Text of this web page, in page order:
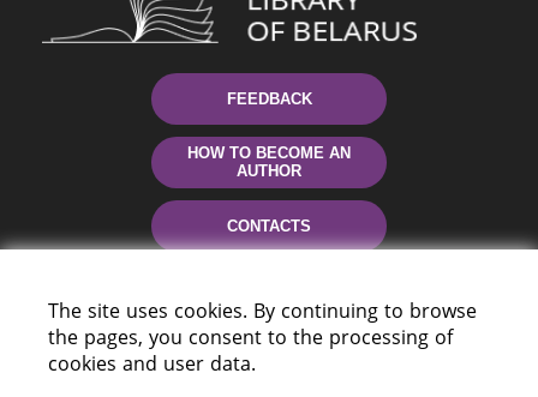
FEEDBACK
HOW TO BECOME AN
AUTHOR
CONTACTS
The site uses cookies. By continuing to browse
the pages, you consent to the processing of
cookies and user data.